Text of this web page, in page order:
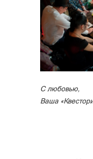
С любовью,
Ваша